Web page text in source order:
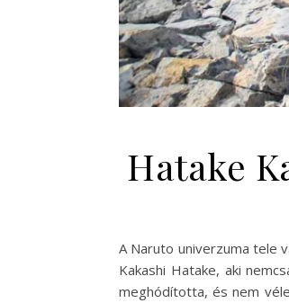
Hatake
A Naruto univerzuma tele
Kakashi Hatake, aki
meghódította, és nem